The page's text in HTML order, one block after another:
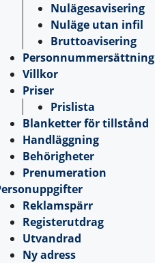
Nulägesavisering
Nuläge utan infil
Bruttoavisering
Personnummersättning
Villkor
Priser
Prislista
Blanketter för tillstånd
Handläggning
Behörigheter
Prenumeration
Reklamspärr
Registerutdrag
Utvandrad
Ny adress